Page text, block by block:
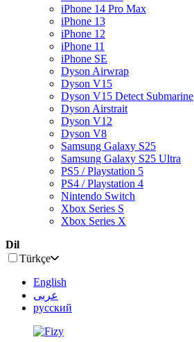
iPhone 14 Pro Max
iPhone 13
iPhone 12
iPhone 11
iPhone SE
Dyson Airwrap
Dyson V15
Dyson V15 Detect Submarine
Dyson Airstrait
Dyson V12
Dyson V8
Samsung Galaxy S25
Samsung Galaxy S25 Ultra
PS5 / Playstation 5
PS4 / Playstation 4
Nintendo Switch
Xbox Series S
Xbox Series X
Dil
Türkçe
English
عربى
русский